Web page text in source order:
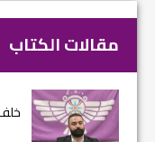
مقالات الكتاب